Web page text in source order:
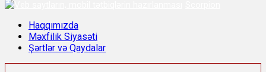
Haqqımızda
Məxfilik Siyasəti
Şərtlər və Qaydalar